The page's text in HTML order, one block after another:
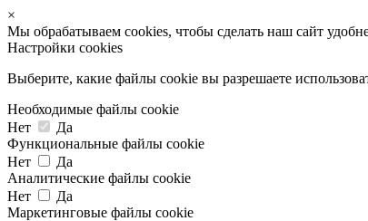
×
Мы обрабатываем cookies, чтобы сделать наш сайт
Настройки cookies
Выберите, какие файлы cookie вы разрешаете
Необходимые файлы cookie
Нет
Да
Функциональные файлы cookie
Нет
Да
Аналитические файлы cookie
Нет
Да
Маркетинговые файлы cookie